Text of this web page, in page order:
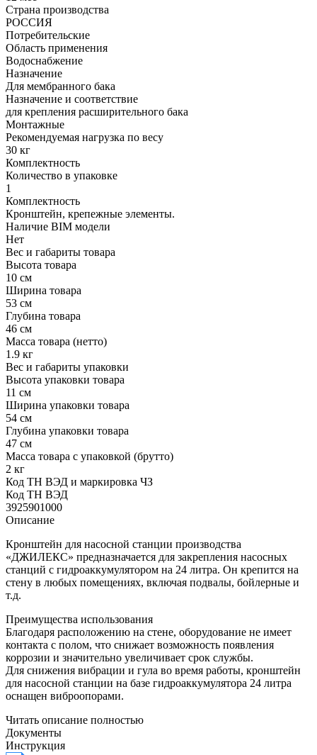
Страна производства
РОССИЯ
Потребительские
Область применения
Водоснабжение
Назначение
Для мембранного бака
Назначение и соответствие
для крепления расширительного бака
Монтажные
Рекомендуемая нагрузка по весу
30 кг
Комплектность
Количество в упаковке
1
Комплектность
Кронштейн, крепежные элементы.
Наличие BIM модели
Нет
Вес и габариты товара
Высота товара
10 см
Ширина товара
53 см
Глубина товара
46 см
Масса товара (нетто)
1.9 кг
Вес и габариты упаковки
Высота упаковки товара
11 см
Ширина упаковки товара
54 см
Глубина упаковки товара
47 см
Масса товара с упаковкой (брутто)
2 кг
Код ТН ВЭД и маркировка ЧЗ
Код ТН ВЭД
3925901000
Описание
Кронштейн для насосной станции производства
«ДЖИЛЕКС» предназначается для закрепления насосных
станций с гидроаккумулятором на 24 литра. Он крепится на
стену в любых помещениях, включая подвалы, бойлерные и
т.д.
Преимущества использования
Благодаря расположению на стене, оборудование не имеет
контакта с полом, что снижает возможность появления
коррозии и значительно увеличивает срок службы.
Для снижения вибрации и гула во время работы, кронштейн
для насосной станции на базе гидроаккумулятора 24 литра
оснащен виброопорами.
Читать описание полностью
Документы
Инструкция